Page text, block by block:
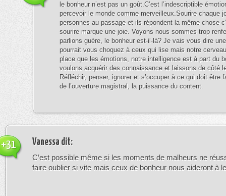
le bonheur n’est pas un goût.C’est l’indescriptible
percevoir le monde comme merveilleux.Sourire chaque
personnes au passage et ils répondent la même chose
sourire marque une joie. Voyons nous sommes trop
parlions guère, le bonheur est-il-là? Je vais vous dire
pourrait vous choquez à ceux qui lise mais notre
place que les émotions, notre intelligence est à part du
voulons acquérir des connaissance et laissons de côté
Réfléchir, penser, ignorer et s’occuper à ce qui doit être
de l’ouverture magistral, la puissance du content.
Vanessa dit:
C’est possible même si les moments de malheurs ne
faire oublier si vite mais ceux de bonheur nous aideront à
+31